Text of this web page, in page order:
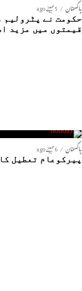
پاکستان 5 مہینے ago
حکومت نے پٹرولیم
قیمتوں میں مزید
پاکستان 6 مہینے ago
پیرکوعام تعطیل کا